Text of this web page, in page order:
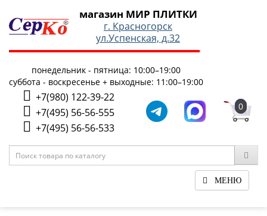
магазин МИР ПЛИТКИ
г. Красногорск
ул.Успенская, д.32
понедельник - пятница: 10:00–19:00
суббота - воскресенье + выходные: 11:00–19:00
+7(980) 122-39-22
+7(495) 56-56-555
+7(495) 56-56-533
0
МЕНЮ